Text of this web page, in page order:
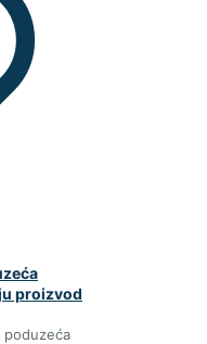
proizvod
poduzeća